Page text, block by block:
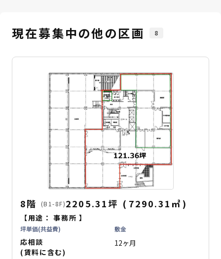
現在募集中の他の区画 8
8階 (B1-8F)2205.31坪 ( 7290.31 ㎡ )
【用途：事務所 】
坪単価(共益費)
応相談
(賃料に含む)
敷金
12ヶ月